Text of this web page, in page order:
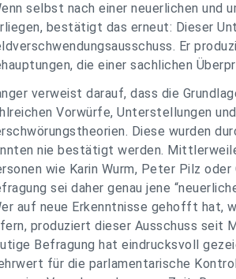
selbst nach einer neuerlichen und
bestätigt das erneut: Dieser
Er
die einer sachlichen
verweist darauf, dass die
Vorwürfe, Unterstellungen
Diese wurden
nie bestätigt werden.
wie Karin Wurm, Peter Pilz
sei daher genau jene
auf neue Erkenntnisse gehofft hat,
produziert dieser Ausschuss seit
Befragung hat eindrucksvoll
für die parlamentarische